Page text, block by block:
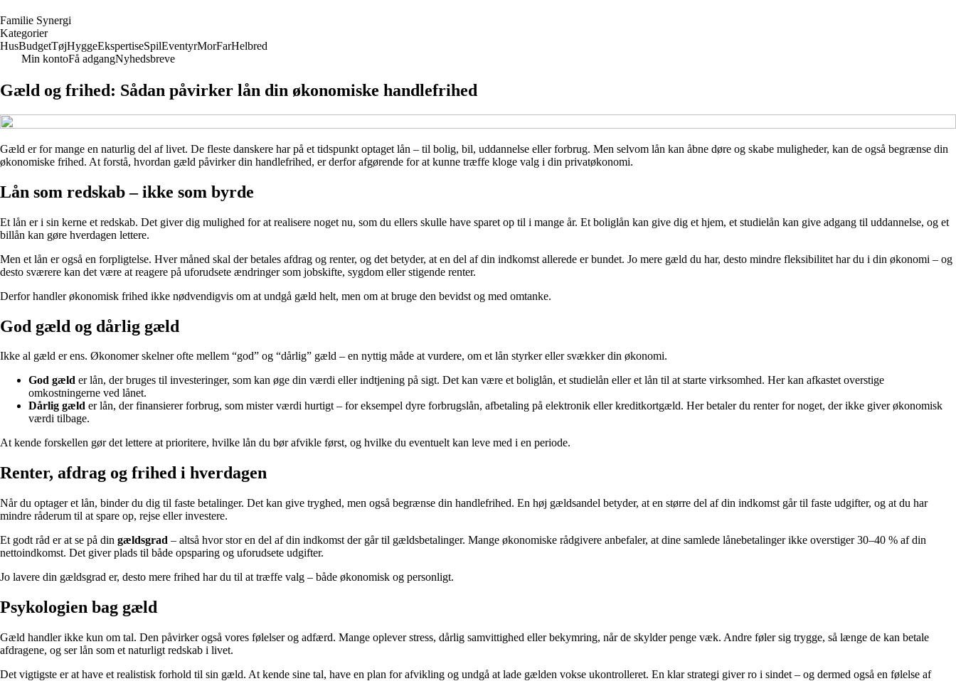
Familie Synergi
Kategorier
HusBudgetTøjHyggeEkspertiseSpilEventyrMorFarHelbred
Min kontoFå adgangNyhedsbreve
Gæld og frihed: Sådan påvirker lån din økonomiske handlefrihed
Gæld er for mange en naturlig del af livet. De fleste danskere har på et tidspunkt optaget lån – til bolig, bil, uddannelse eller forbrug. Men selvom lån kan åbne døre og skabe muligheder, kan de også begrænse din
økonomiske frihed. At forstå, hvordan gæld påvirker din handlefrihed, er derfor afgørende for at kunne træffe kloge valg i din privatøkonomi.
Lån som redskab – ikke som byrde
Et lån er i sin kerne et redskab. Det giver dig mulighed for at realisere noget nu, som du ellers skulle have sparet op til i mange år. Et boliglån kan give dig et hjem, et studielån kan give adgang til uddannelse, og et
billån kan gøre hverdagen lettere.
Men et lån er også en forpligtelse. Hver måned skal der betales afdrag og renter, og det betyder, at en del af din indkomst allerede er bundet. Jo mere gæld du har, desto mindre fleksibilitet har du i din økonomi – og
desto sværere kan det være at reagere på uforudsete ændringer som jobskifte, sygdom eller stigende renter.
Derfor handler økonomisk frihed ikke nødvendigvis om at undgå gæld helt, men om at bruge den bevidst og med omtanke.
God gæld og dårlig gæld
Ikke al gæld er ens. Økonomer skelner ofte mellem “god” og “dårlig” gæld – en nyttig måde at vurdere, om et lån styrker eller svækker din økonomi.
God gæld er lån, der bruges til investeringer, som kan øge din værdi eller indtjening på sigt. Det kan være et boliglån, et studielån eller et lån til at starte virksomhed. Her kan afkastet overstige
omkostningerne ved lånet.
Dårlig gæld er lån, der finansierer forbrug, som mister værdi hurtigt – for eksempel dyre forbrugslån, afbetaling på elektronik eller kreditkortgæld. Her betaler du renter for noget, der ikke giver økonomisk
værdi tilbage.
At kende forskellen gør det lettere at prioritere, hvilke lån du bør afvikle først, og hvilke du eventuelt kan leve med i en periode.
Renter, afdrag og frihed i hverdagen
Når du optager et lån, binder du dig til faste betalinger. Det kan give tryghed, men også begrænse din handlefrihed. En høj gældsandel betyder, at en større del af din indkomst går til faste udgifter, og at du har
mindre råderum til at spare op, rejse eller investere.
Et godt råd er at se på din gældsgrad – altså hvor stor en del af din indkomst der går til gældsbetalinger. Mange økonomiske rådgivere anbefaler, at dine samlede lånebetalinger ikke overstiger 30–40 % af din
nettoindkomst. Det giver plads til både opsparing og uforudsete udgifter.
Jo lavere din gældsgrad er, desto mere frihed har du til at træffe valg – både økonomisk og personligt.
Psykologien bag gæld
Gæld handler ikke kun om tal. Den påvirker også vores følelser og adfærd. Mange oplever stress, dårlig samvittighed eller bekymring, når de skylder penge væk. Andre føler sig trygge, så længe de kan betale
afdragene, og ser lån som et naturligt redskab i livet.
Det vigtigste er at have et realistisk forhold til sin gæld. At kende sine tal, have en plan for afvikling og undgå at lade gælden vokse ukontrolleret. En klar strategi giver ro i sindet – og dermed også en følelse af